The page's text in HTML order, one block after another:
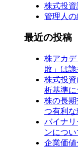
株式投資
管理人
最近の投稿
株アカ
敗」は詭
株式投
析基準に
株の長
つ有利な
バイナリ
ンについ
企業価